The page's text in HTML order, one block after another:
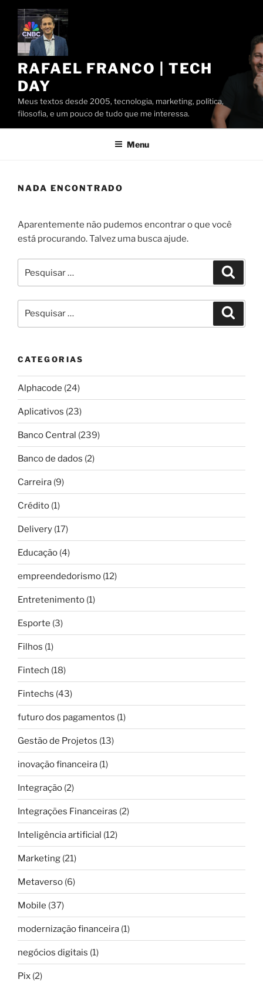
Pular
conteúdo
RAFAEL FRANCO | TECH
DAY
Meus textos desde 2005, tecnologia, marketing, política,
filosofia, e um pouco de tudo que me interessa.
Menu
NADA ENCONTRADO
Aparentemente não pudemos encontrar o que você
está procurando. Talvez uma busca ajude.
por:
por:
CATEGORIAS
Alphacode (24)
Aplicativos (23)
Banco Central (239)
Banco de dados (2)
Carreira (9)
Crédito (1)
Delivery (17)
Educação (4)
empreendedorismo (12)
Entretenimento (1)
Esporte (3)
Filhos (1)
Fintech (18)
Fintechs (43)
futuro dos pagamentos (1)
Gestão de Projetos (13)
inovação financeira (1)
Integração (2)
Integrações Financeiras (2)
Inteligência artificial (12)
Marketing (21)
Metaverso (6)
Mobile (37)
modernização financeira (1)
negócios digitais (1)
Pix (2)